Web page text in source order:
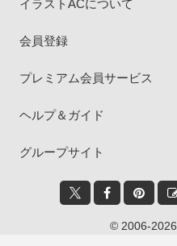
イラストACについて
会員登録
プレミアム会員サービス
ヘルプ＆ガイド
グループサイト
© 2006-2026